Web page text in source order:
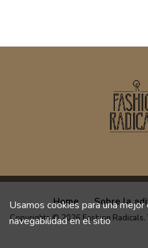
Home Sobre la
Copyrights © 2026 Fashion
Usamos cookies para una mejor
navegabilidad en el sitio